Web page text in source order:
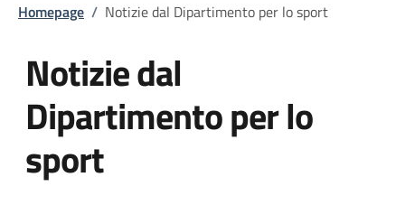
Homepage / Notizie dal Dipartimento per lo sport
Notizie dal
Dipartimento per lo
sport